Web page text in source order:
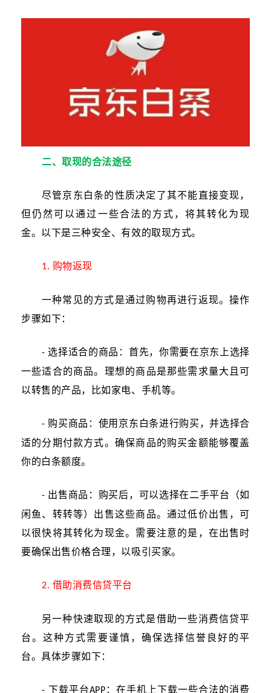
二、取现的合法途径
尽管京东白条的性质决定了其不能直接变现，
但仍然可以通过一些合法的方式，将其转化为现
金。以下是三种安全、有效的取现方式。
1. 购物返现
一种常见的方式是通过购物再进行返现。操作
步骤如下：
-选择适合的商品：首先，你需要在京东上选择
一些适合的商品。理想的商品是那些需求量大且可
以转售的产品，比如家电、手机等。
- 购买商品：使用京东白条进行购买，并选择合
适的分期付款方式。确保商品的购买金额能够覆盖
你的白条额度。
- 出售商品：购买后，可以选择在二手平台（如
闲鱼、转转等）出售这些商品。通过低价出售，可
以很快将其转化为现金。需要注意的是，在出售时
要确保出售价格合理，以吸引买家。
2. 借助消费信贷平台
另一种快速取现的方式是借助一些消费信贷平
台。这种方式需要谨慎，确保选择信誉良好的平
台。具体步骤如下：
- 下载平台APP ：在手机上下载一些合法的消费